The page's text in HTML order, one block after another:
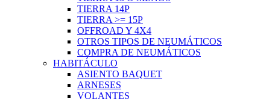
TIERRA 14P
TIERRA >= 15P
OFFROAD Y 4X4
OTROS TIPOS DE NEUMÁTICOS
COMPRA DE NEUMÁTICOS
HABITÁCULO
ASIENTO BAQUET
ARNESES
VOLANTES